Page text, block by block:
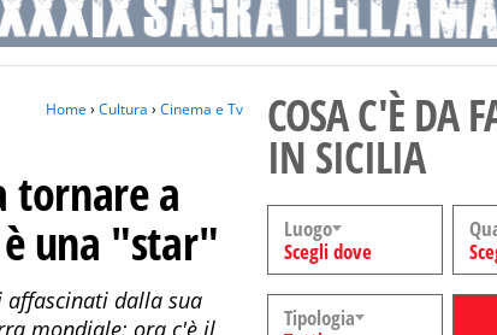
Home› Cultura › Cinema e Tv
tornare a
una "star"
affascinati dalla sua
mondiale: ora c'è il
COSA C'È DA
IN SICILIA
Luogo
Scegli dove
Tipologia